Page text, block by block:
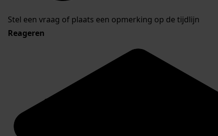
Stel een vraag of plaats een opmerking op de tijdlijn
Reageren